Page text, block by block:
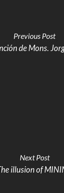
Previous Post
de Mons.
Next Post
illusion of